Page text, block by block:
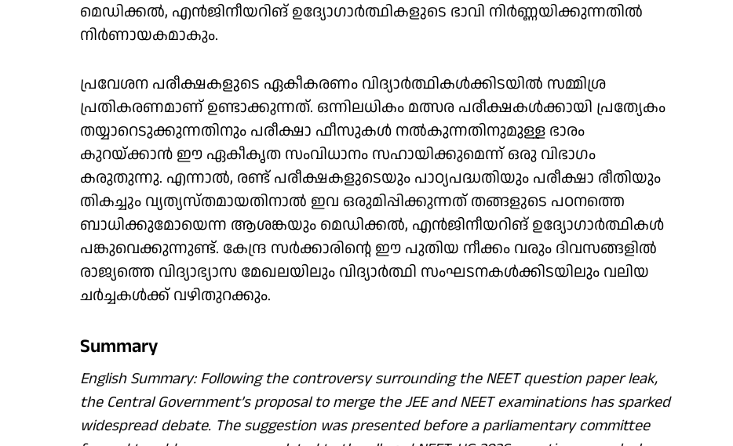
മെഡിക്കൽ, എൻജിനീയറിങ് ഉദ്യോഗാർത്ഥികളുടെ ഭാവി നിർണ്ണയിക്കുന്നതിൽ
നിർണായകമാകും.
പ്രവേശന പരീക്ഷകളുടെ ഏകീകരണം വിദ്യാർത്ഥികൾക്കിടയിൽ സമ്മിശ്ര
പ്രതികരണമാണ് ഉണ്ടാക്കുന്നത്. ഒന്നിലധികം മത്സര പരീക്ഷകൾക്കായി പ്രത്യേകം
തയ്യാറെടുക്കുന്നതിനും പരീക്ഷാ ഫീസുകൾ നൽകുന്നതിനുമുള്ള ഭാരം
കുറയ്ക്കാൻ ഈ ഏകീകൃത സംവിധാനം സഹായിക്കുമെന്ന് ഒരു വിഭാഗം
കരുതുന്നു. എന്നാൽ, രണ്ട് പരീക്ഷകളുടെയും പാഠ്യപദ്ധതിയും പരീക്ഷാ രീതിയും
തികച്ചും വ്യത്യസ്തമായതിനാൽ ഇവ ഒരുമിപ്പിക്കുന്നത് തങ്ങളുടെ പഠനത്തെ
ബാധിക്കുമോയെന്ന ആശങ്കയും മെഡിക്കൽ, എൻജിനീയറിങ് ഉദ്യോഗാർത്ഥികൾ
പങ്കുവെക്കുന്നുണ്ട്. കേന്ദ്ര സർക്കാരിന്റെ ഈ പുതിയ നീക്കം വരും ദിവസങ്ങളിൽ
രാജ്യത്തെ വിദ്യാഭ്യാസ മേഖലയിലും വിദ്യാർത്ഥി സംഘടനകൾക്കിടയിലും വലിയ
ചർച്ചകൾക്ക് വഴിതുറക്കും.
Summary
English Summary: Following the controversy surrounding the NEET question paper leak,
the Central Government’s proposal to merge the JEE and NEET examinations has sparked
widespread debate. The suggestion was presented before a parliamentary committee